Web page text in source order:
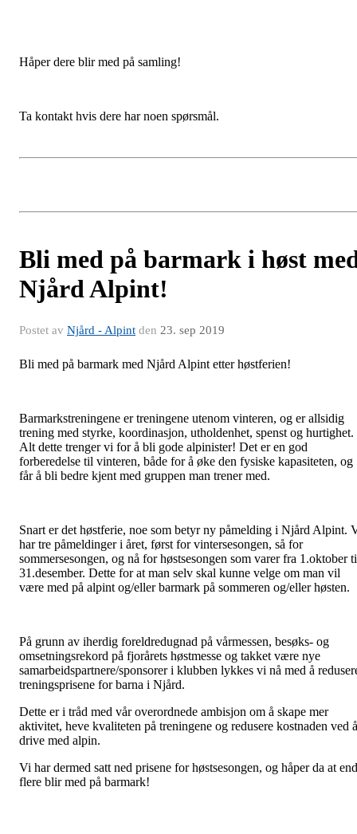
Håper dere blir med på samling!
Ta kontakt hvis dere har noen spørsmål.
Bli med på barmark i høst
Njård Alpint!
Postet av Njård - Alpint den 23. sep 2019
Bli med på barmark med Njård Alpint etter høstferien!
Barmarkstreningene er treningene utenom vinteren, og er allsidig
trening med styrke, koordinasjon, utholdenhet, spenst og hurtighet.
Alt dette trenger vi for å bli gode alpinister! Det er en god
forberedelse til vinteren, både for å øke den fysiske kapasiteten, og
får å bli bedre kjent med gruppen man trener med.
Snart er det høstferie, noe som betyr ny påmelding i Njård Alpint.
har tre påmeldinger i året, først for vintersesongen, så for
sommersesongen, og nå for høstsesongen som varer fra 1.oktober
31.desember. Dette for at man selv skal kunne velge om man vil
være med på alpint og/eller barmark på sommeren og/eller høsten.
På grunn av iherdig foreldredugnad på vårmessen, besøks- og
omsetningsrekord på fjorårets høstmesse og takket være nye
samarbeidspartnere/sponsorer i klubben lykkes vi nå med å
treningsprisene for barna i Njård.
Dette er i tråd med vår overordnede ambisjon om å skape mer
aktivitet, heve kvaliteten på treningene og redusere kostnaden ved å
drive med alpin.
Vi har dermed satt ned prisene for høstsesongen, og håper da at
flere blir med på barmark!